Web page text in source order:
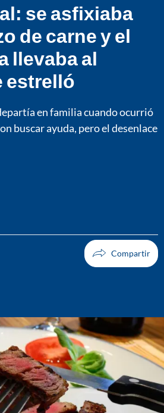
se asfixiaba
de carne y el
llevaba al
estrelló
en familia cuando ocurrió
buscar ayuda, pero el desenlace